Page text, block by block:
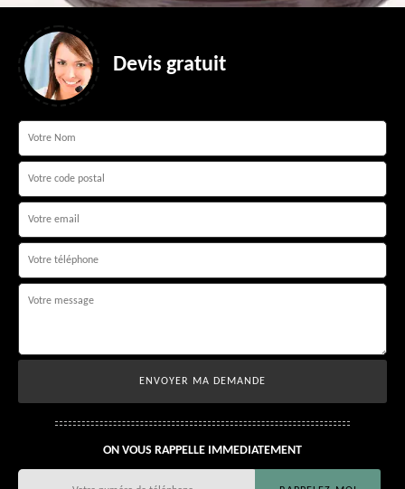
Devis gratuit
ON VOUS RAPPELLE IMMEDIATEMENT